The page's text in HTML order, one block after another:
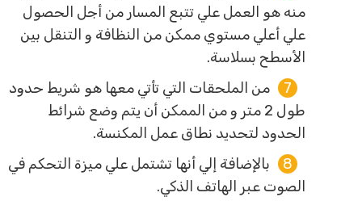
منه هو العمل علي تتبع المسار من أجل الحصول
علي أعلي مستوي ممكن من النظافة و التنقل بين
الأسطح بسلاسة.
من الملحقات التي تأتي معها هو شريط حدود
طول 2 متر و من الممكن أن يتم وضع شرائط
الحدود لتحديد نطاق عمل المكنسة.
بالإضافة إلي أنها تشتمل علي ميزة التحكم في
الصوت عبر الهاتف الذكي.